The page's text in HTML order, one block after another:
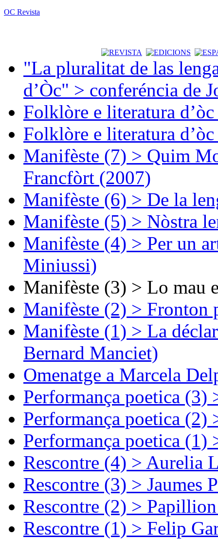
OC Revista
"La pluralitat de las
d’Òc" > conferéncia de
Folklòre e literatura
Folklòre e literatura
Manifèste (7) > Quim
Francfòrt (2007)
Manifèste (6) > De la
Manifèste (5) > Nòstra
Manifèste (4) > Per un
Miniussi)
Manifèste (3) > Lo mau
Manifèste (2) > Fronton
Manifèste (1) > La
Bernard Manciet)
Omenatge a Marcela
Performança poetica (3)
Performança poetica (2)
Performança poetica (1)
Rescontre (4) > Aurelia
Rescontre (3) > Jaumes
Rescontre (2) >
Rescontre (1) > Felip